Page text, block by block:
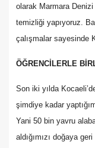
olarak Marmara
temizliği yapıyoruz.
çalışmalar sayesinde
ÖĞRENCİLERLE
Son iki yılda
şimdiye kadar
Yani 50 bin yavru
aldığımızı doğaya